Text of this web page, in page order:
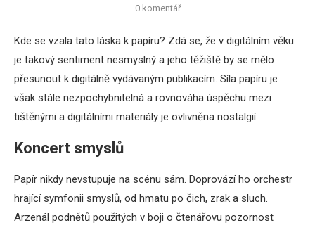
0 komentář
Kde se vzala tato láska k papíru? Zdá se, že v digitálním věku
je takový sentiment nesmyslný a jeho těžiště by se mělo
přesunout k digitálně vydávaným publikacím. Síla papíru je
však stále nezpochybnitelná a rovnováha úspěchu mezi
tištěnými a digitálními materiály je ovlivněna nostalgií.
Koncert smyslů
Papír nikdy nevstupuje na scénu sám. Doprovází ho orchestr
hrající symfonii smyslů, od hmatu po čich, zrak a sluch.
Arzenál podnětů použitých v boji o čtenářovu pozornost